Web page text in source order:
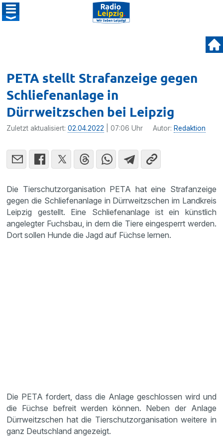
PETA stellt Strafanzeige gegen
Schliefenanlage in
Dürrweitzschen bei Leipzig
Zuletzt aktualisiert:02.04.2022 | 07:06 Uhr Autor: Redaktion
Die Tierschutzorganisation PETA hat eine Strafanzeige
gegen die Schliefenanlage in Dürrweitzschen im Landkreis
Leipzig gestellt. Eine Schliefenanlage ist ein künstlich
angelegter Fuchsbau, in dem die Tiere eingesperrt werden.
Dort sollen Hunde die Jagd auf Füchse lernen.
Die PETA fordert, dass die Anlage geschlossen wird und
die Füchse befreit werden können. Neben der Anlage
Dürrweitzschen hat die Tierschutzorganisation weitere in
ganz Deutschland angezeigt.